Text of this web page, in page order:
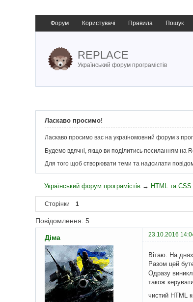
Форум Користувачі Правила Пошук
REPLACE
Український форум програмістів
Ласкаво просимо!
Ласкаво просимо вас на україномовний форум з
Будемо вдячні, якщо ви поділитись посиланням на
Для того щоб створювати теми та надсилати
Український форум програмістів → HTML та CSS
Сторінки 1
Повідомлення: 5
Діма 23.10.2016
Вітаю. На
Разом цей
Одразу
також
чистий HTML